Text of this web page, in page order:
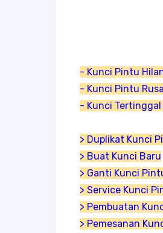
- Kunci Pintu
- Kunci Pintu
- Kunci Tertinggal
> Duplikat Kunci
> Buat Kunci Baru
> Ganti Kunci
> Service Kunci
> Pembuatan
> Pemesanan